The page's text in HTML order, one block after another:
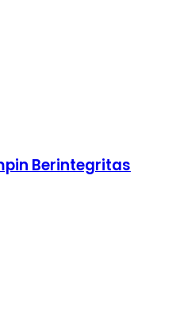
Berintegritas